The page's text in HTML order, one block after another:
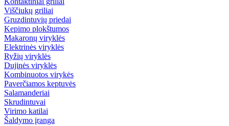
Viščiukų griliai
Gruzdintuvių priedai
Kepimo plokštumos
Makaronų viryklės
Elektrinės viryklės
Ryžių viryklės
Dujinės viryklės
Kombinuotos virykės
Paverčiamos keptuvės
Salamanderiai
Skrudintuvai
Virimo katilai
Šaldymo įranga